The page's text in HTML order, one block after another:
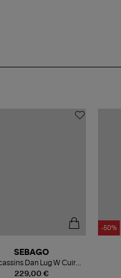
229,00 €
SEBAGO
Dan Lug W Cuir
Black Regular
-50%